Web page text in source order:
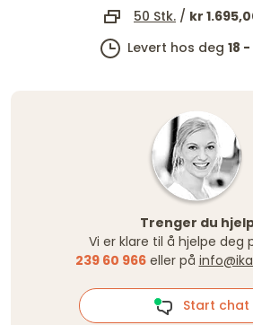
50 Stk. / kr
Levert hos deg 18
Trenger du
Vi er klare til å hjelpe deg
239 60 966 eller på
Start chat